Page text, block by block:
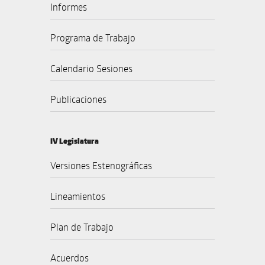
Informes
Programa de Trabajo
Calendario Sesiones
Publicaciones
IV Legislatura
Versiones Estenográficas
Lineamientos
Plan de Trabajo
Acuerdos